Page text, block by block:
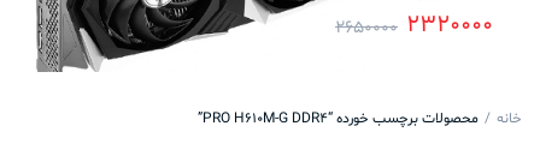
2650000 2320000
خانه محصولات برچسب خورده “PRO H610M-G DDR4”